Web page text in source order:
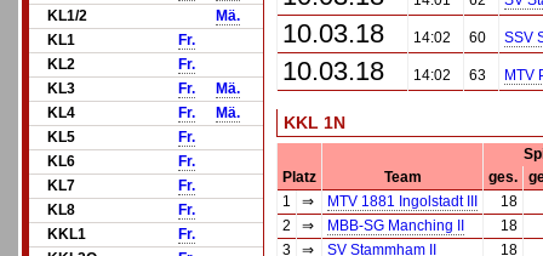
KL1/2
Mä.
KL1
Fr.
KL2
Fr.
KL3
Fr.
Mä.
KL4
Fr.
Mä.
KL5
Fr.
KL6
Fr.
KL7
Fr.
KL8
Fr.
KKL1
Fr.
10.03.18 14:02 60 SSV
10.03.18 14:02 63 MTV
KKL 1N
Platz
Team ges.
1
⇒ MTV 1881 Ingolstadt III
18
2
⇒ MBB-SG Manching II
18
3
⇒ SV Stammham II
18